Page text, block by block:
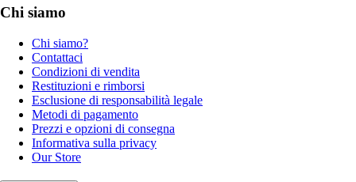
Chi siamo
Chi siamo?
Contattaci
Condizioni di vendita
Restituzioni e rimborsi
Esclusione di responsabilità legale
Metodi di pagamento
Prezzi e opzioni di consegna
Informativa sulla privacy
Our Store